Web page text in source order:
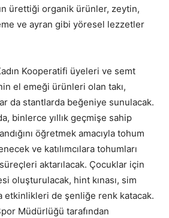
ürettiği organik ürünler, zeytin,
ve ayran gibi yöresel lezzetler
Kooperatifi üyeleri ve semt
el emeği ürünleri olan takı,
da stantlarda beğeniye sunulacak.
binlerce yıllık geçmişe sahip
öğretmek amacıyla tohum
ve katılımcılara tohumları
aktarılacak. Çocuklar için
oluşturulacak, hint kınası, sim
etkinlikleri de şenliğe renk katacak.
Müdürlüğü tarafından